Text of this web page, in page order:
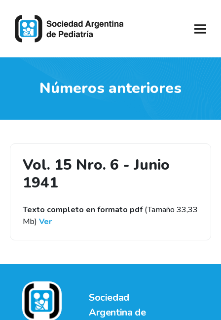
Números anteriores
Vol. 15 Nro. 6 - Junio
1941
Texto completo en formato pdf(Tamaño 33,33
Mb) Ver
Sociedad
Argentina de